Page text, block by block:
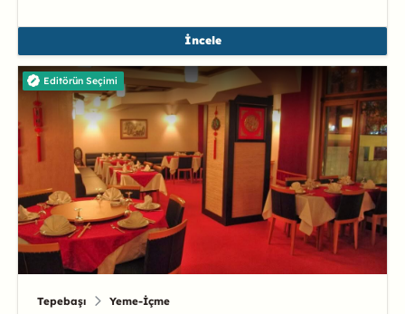
İncele
Editörün Seçimi
Tepebaşı Yeme-İçme